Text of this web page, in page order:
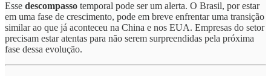
Esse descompasso temporal pode ser um alerta. O Brasil, por estar
em uma fase de crescimento, pode em breve enfrentar uma transição
similar ao que já aconteceu na China e nos EUA. Empresas do setor
precisam estar atentas para não serem surpreendidas pela próxima
fase dessa evolução.